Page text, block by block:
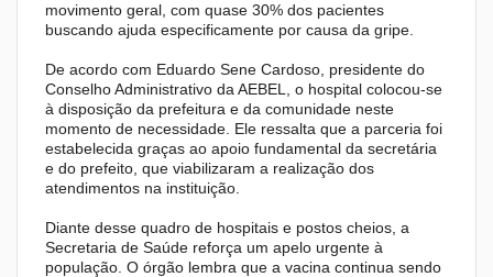
movimento geral, com quase 30% dos pacientes
buscando ajuda especificamente por causa da gripe.
De acordo com Eduardo Sene Cardoso, presidente do
Conselho Administrativo da AEBEL, o hospital colocou-se
à disposição da prefeitura e da comunidade neste
momento de necessidade. Ele ressalta que a parceria foi
estabelecida graças ao apoio fundamental da secretária
e do prefeito, que viabilizaram a realização dos
atendimentos na instituição.
Diante desse quadro de hospitais e postos cheios, a
Secretaria de Saúde reforça um apelo urgente à
população. O órgão lembra que a vacina continua sendo